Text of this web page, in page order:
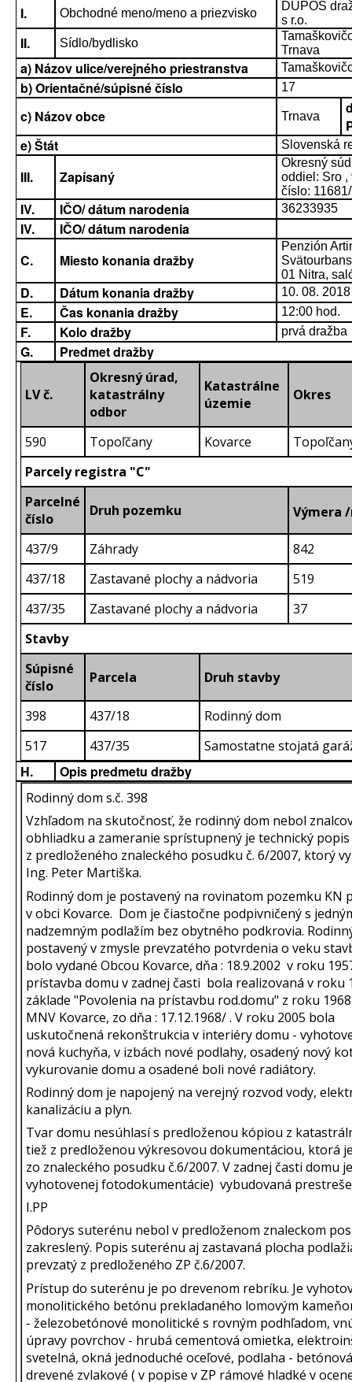
I.
Obchodné meno/meno a priezvisko
DUPOS
s r.o.
II. Sídlo/bydlisko
Trnava
a) Názov ulice/verejného priestranstva
b) Orientačné/súpisné číslo 17
c) Názov obce Trnava
e) Štát
Slovenská
III. Zapísaný
Okresný
oddiel: Sro ,
číslo:
IV. IČO/ dátum narodenia 36233935
IV.
IČO/ dátum narodenia
C.
Miesto konania dražby
Penzión
01 Nitra,
D. Dátum konania dražby 10. 08. 2018
E. Čas konania dražby 12:00 hod.
F. Kolo dražby prvá dražba
G. Predmet dražby
LV č.
Okresný úrad,
katastrálny
odbor
Katastrálne
územie
Okres
590 Topoľčany Kovarce
Parcely registra "C"
Parcelné
číslo
Druh pozemku Výmera
437/9 Záhrady
842
437/18
Zastavané plochy a nádvoria
519
437/35
Zastavané plochy a nádvoria
37
Stavby
Súpisné
číslo
Parcela Druh stavby
398 437/18
Rodinný dom
517
437/35 Samostatne stojatá
H. Opis predmetu dražby
Rodinný dom s.č. 398
Vzhľadom na skutočnosť, že rodinný dom nebol
obhliadku a zameranie sprístupnený je technický
z predloženého znaleckého posudku č. 6/2007, ktorý
Ing. Peter Martiška.
Rodinný dom je postavený na rovinatom pozemku KN
v obci Kovarce. Dom je čiastočne podpivničený s
nadzemným podlažím bez obytného podkrovia.
postavený v zmysle prevzatého potvrdenia o veku
bolo vydané Obcou Kovarce, dňa : 18.9.2002 v roku
prístavba domu v zadnej časti bola realizovaná v roku
základe "Povolenia na prístavbu rod.domu" z roku
MNV Kovarce, zo dňa : 17.12.1968/ . V roku 2005 bola
uskutočnená rekonštrukcia v interiéry domu -
nová kuchyňa, v izbách nové podlahy, osadený nový
vykurovanie domu a osadené boli nové radiátory.
Rodinný dom je napojený na verejný rozvod vody,
kanalizáciu a plyn.
Tvar domu nesúhlasí s predloženou kópiou z
tiež z predloženou výkresovou dokumentáciou, ktorá
zo znaleckého posudku č.6/2007. V zadnej časti domu
vyhotovenej fotodokumentácie) vybudovaná
I.PP
Pôdorys suterénu nebol v predloženom znaleckom
zakreslený. Popis suterénu aj zastavaná plocha
prevzatý z predloženého ZP č.6/2007.
Prístup do suterénu je po drevenom rebríku. Je
monolitického betónu prekladaného lomovým
- železobetónové monolitické s rovným podhľadom,
úpravy povrchov - hrubá cementová omietka,
svetelná, okná jednoduché oceľové, podlaha -
drevené zvlakové ( v popise v ZP rámové hladké v